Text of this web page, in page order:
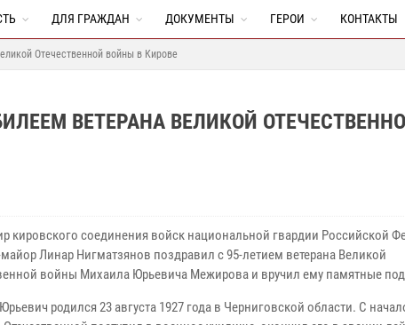
ДЛЯ ГРАЖДАН ДОКУМЕНТЫ ГЕРОИ КОНТАКТЫ
Отечественной войны в Кирове
ВЕТЕРАНА ВЕЛИКОЙ
кировского соединения войск национальной гвардии Российской
майор Линар Нигматзянов поздравил с 95-летием ветерана Великой
войны Михаила Юрьевича Межирова и вручил ему памятные
родился 23 августа 1927 года в Черниговской области. С